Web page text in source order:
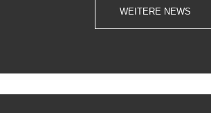
WEITERE NEWS